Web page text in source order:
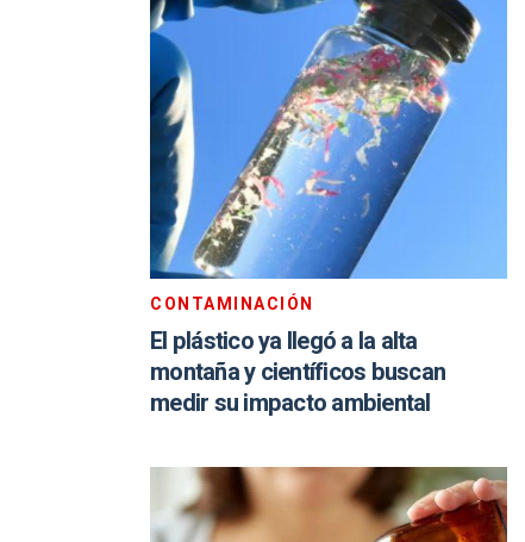
CONTAMINACIÓN
El plástico ya llegó a la alta
montaña y científicos buscan
medir su impacto ambiental